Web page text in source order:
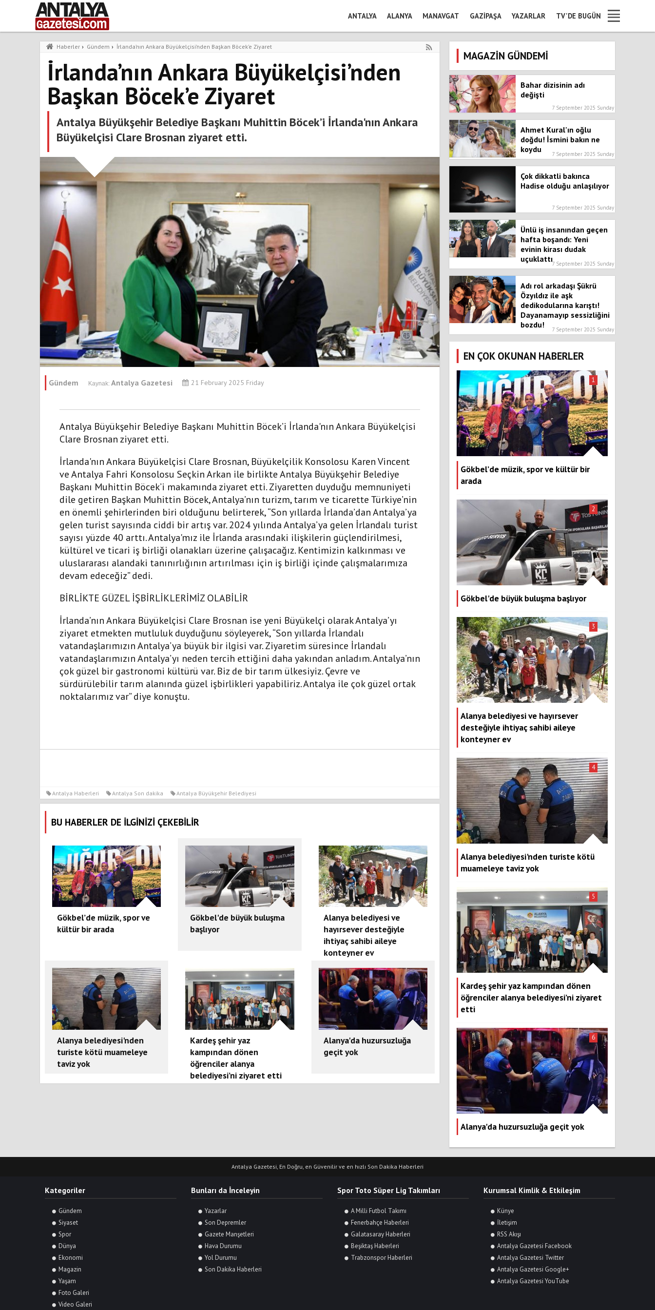
ANTALYA ALANYA MANAVGAT GAZIPAŞA YAZARLAR TV'DE BUGÜN
Haberler › Gündem › İrlanda’nın Ankara Büyükelçisi’nden Başkan Böcek’e Ziyaret
İrlanda’nın Ankara Büyükelçisi’nden
Başkan Böcek’e Ziyaret
Antalya Büyükşehir Belediye Başkanı Muhittin Böcek’i İrlanda'nın Ankara
Büyükelçisi Clare Brosnan ziyaret etti.
Gündem Antalya Gazetesi 21 February 2025 Friday
Antalya Büyükşehir Belediye Başkanı Muhittin Böcek’i İrlanda'nın Ankara Büyükelçisi
Clare Brosnan ziyaret etti.
İrlanda'nın Ankara Büyükelçisi Clare Brosnan, Büyükelçilik Konsolosu Karen Vincent
ve Antalya Fahri Konsolosu Seçkin Arkan ile birlikte Antalya Büyükşehir Belediye
Başkanı Muhittin Böcek’i makamında ziyaret etti. Ziyaretten duyduğu memnuniyeti
dile getiren Başkan Muhittin Böcek, Antalya’nın turizm, tarım ve ticarette Türkiye’nin
en önemli şehirlerinden biri olduğunu belirterek, “Son yıllarda İrlanda’dan Antalya’ya
gelen turist sayısında ciddi bir artış var. 2024 yılında Antalya’ya gelen İrlandalı turist
sayısı yüzde 40 arttı. Antalya'mız ile İrlanda arasındaki ilişkilerin güçlendirilmesi,
kültürel ve ticari iş birliği olanakları üzerine çalışacağız. Kentimizin kalkınması ve
uluslararası alandaki tanınırlığının artırılması için iş birliği içinde çalışmalarımıza
devam edeceğiz” dedi.
BİRLİKTE GÜZEL İŞBİRLİKLERİMİZ OLABİLİR
İrlanda’nın Ankara Büyükelçisi Clare Brosnan ise yeni Büyükelçi olarak Antalya’yı
ziyaret etmekten mutluluk duyduğunu söyleyerek, “Son yıllarda İrlandalı
vatandaşlarımızın Antalya’ya büyük bir ilgisi var. Ziyaretim süresince İrlandalı
vatandaşlarımızın Antalya’yı neden tercih ettiğini daha yakından anladım. Antalya’nın
çok güzel bir gastronomi kültürü var. Biz de bir tarım ülkesiyiz. Çevre ve
sürdürülebilir tarım alanında güzel işbirlikleri yapabiliriz. Antalya ile çok güzel ortak
noktalarımız var” diye konuştu.
Antalya Haberleri Antalya Son dakika Antalya Büyükşehir Belediyesi
BU HABERLER DE İLGİNİZİ ÇEKEBİLİR
Gökbel’de müzik, spor ve
kültür bir arada
Gökbel'de büyük buluşma
başlıyor
Alanya belediyesi ve
hayırsever desteğiyle
ihtiyaç sahibi aileye
konteyner ev
Alanya belediyesi'nden
turiste kötü muameleye
taviz yok
Kardeş şehir yaz
kampından dönen
öğrenciler alanya
belediyesi’ni ziyaret etti
Alanya'da huzursuzluğa
geçit yok
MAGAZİN GÜNDEMİ
Bahar dizisinin adı
değişti
7 September 2025 Sunday
Ahmet Kural'ın oğlu
doğdu! İsmini bakın ne
koydu
7 September 2025 Sunday
Çok dikkatli bakınca
Hadise olduğu anlaşılıyor
7 September 2025 Sunday
Ünlü iş insanından geçen
hafta boşandı: Yeni
evinin kirası dudak
uçuklattı7 September 2025 Sunday
Adı rol arkadaşı Şükrü
Özyıldız ile aşk
dedikodularına karıştı!
Dayanamayıp sessizliğini
bozdu!
7 September 2025 Sunday
EN ÇOK OKUNAN HABERLER
Gökbel’de müzik, spor ve kültür bir
arada
1
Gökbel'de büyük buluşma başlıyor
2
Alanya belediyesi ve hayırsever
desteğiyle ihtiyaç sahibi aileye
konteyner ev
3
Alanya belediyesi'nden turiste kötü
muameleye taviz yok
4
Kardeş şehir yaz kampından dönen
öğrenciler alanya belediyesi’ni ziyaret
etti
5
Alanya'da huzursuzluğa geçit yok
6
Antalya Gazetesi, En Doğru, en Güvenilir ve en hızlı Son Dakika Haberleri
Kategoriler
Gündem
Siyaset
Spor
Dünya
Ekonomi
Magazin
Yaşam
Foto Galeri
Video Galeri
Bunları da İnceleyin
Yazarlar
Son Depremler
Gazete Manşetleri
Hava Durumu
Yol Durumu
Son Dakika Haberleri
Spor Toto Süper Lig Takımları
A Milli Futbol Takımı
Fenerbahçe Haberleri
Galatasaray Haberleri
Beşiktaş Haberleri
Trabzonspor Haberleri
Kurumsal Kimlik & Etkileşim
Künye
İletişim
RSS Akışı
Antalya Gazetesi Facebook
Antalya Gazetesi Twitter
Antalya Gazetesi Google+
Antalya Gazetesi YouTube